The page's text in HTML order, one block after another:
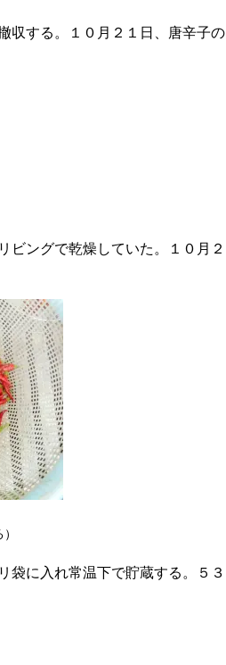
収する。１０月２１日、唐辛子の
ビングで乾燥していた。１０月２
袋に入れ常温下で貯蔵する。５３